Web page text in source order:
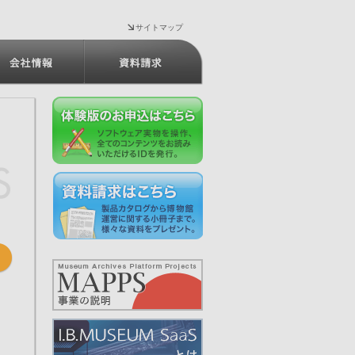
サイトマップ